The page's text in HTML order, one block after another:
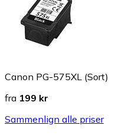
Canon PG-575XL (Sort)
fra 199 kr
Sammenlign alle priser